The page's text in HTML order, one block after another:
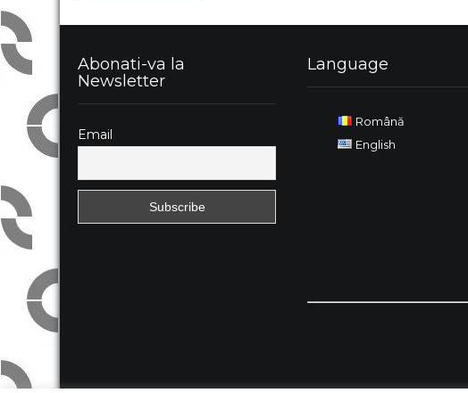
Abonati-va la
Newsletter
Email
Language
Română
English